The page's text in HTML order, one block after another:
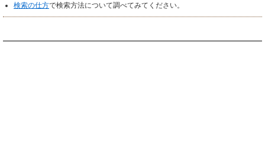
検索の仕方で検索方法について調べてみてください。